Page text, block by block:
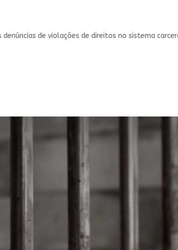
de violações de direitos no sistema